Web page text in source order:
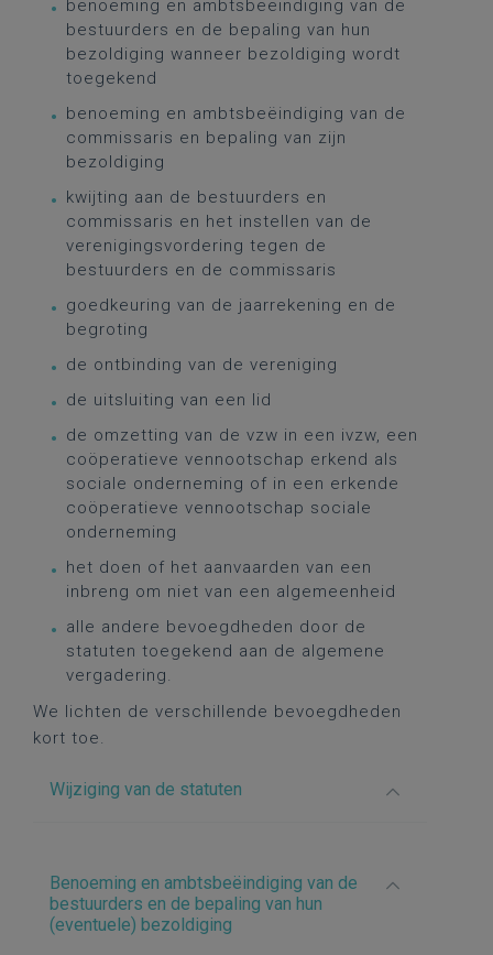
benoeming en ambtsbeëindiging van de
bestuurders en de bepaling van hun
bezoldiging wanneer bezoldiging wordt
toegekend
benoeming en ambtsbeëindiging van de
commissaris en bepaling van zijn
bezoldiging
kwijting aan de bestuurders en
commissaris en het instellen van de
verenigingsvordering tegen de
bestuurders en de commissaris
goedkeuring van de jaarrekening en de
begroting
de ontbinding van de vereniging
de uitsluiting van een lid
de omzetting van de vzw in een ivzw, een
coöperatieve vennootschap erkend als
sociale onderneming of in een erkende
coöperatieve vennootschap sociale
onderneming
het doen of het aanvaarden van een
inbreng om niet van een algemeenheid
alle andere bevoegdheden door de
statuten toegekend aan de algemene
vergadering.
We lichten de verschillende bevoegdheden
kort toe.
Wijziging van de statuten
Benoeming en ambtsbeëindiging van de
bestuurders en de bepaling van hun
(eventuele) bezoldiging